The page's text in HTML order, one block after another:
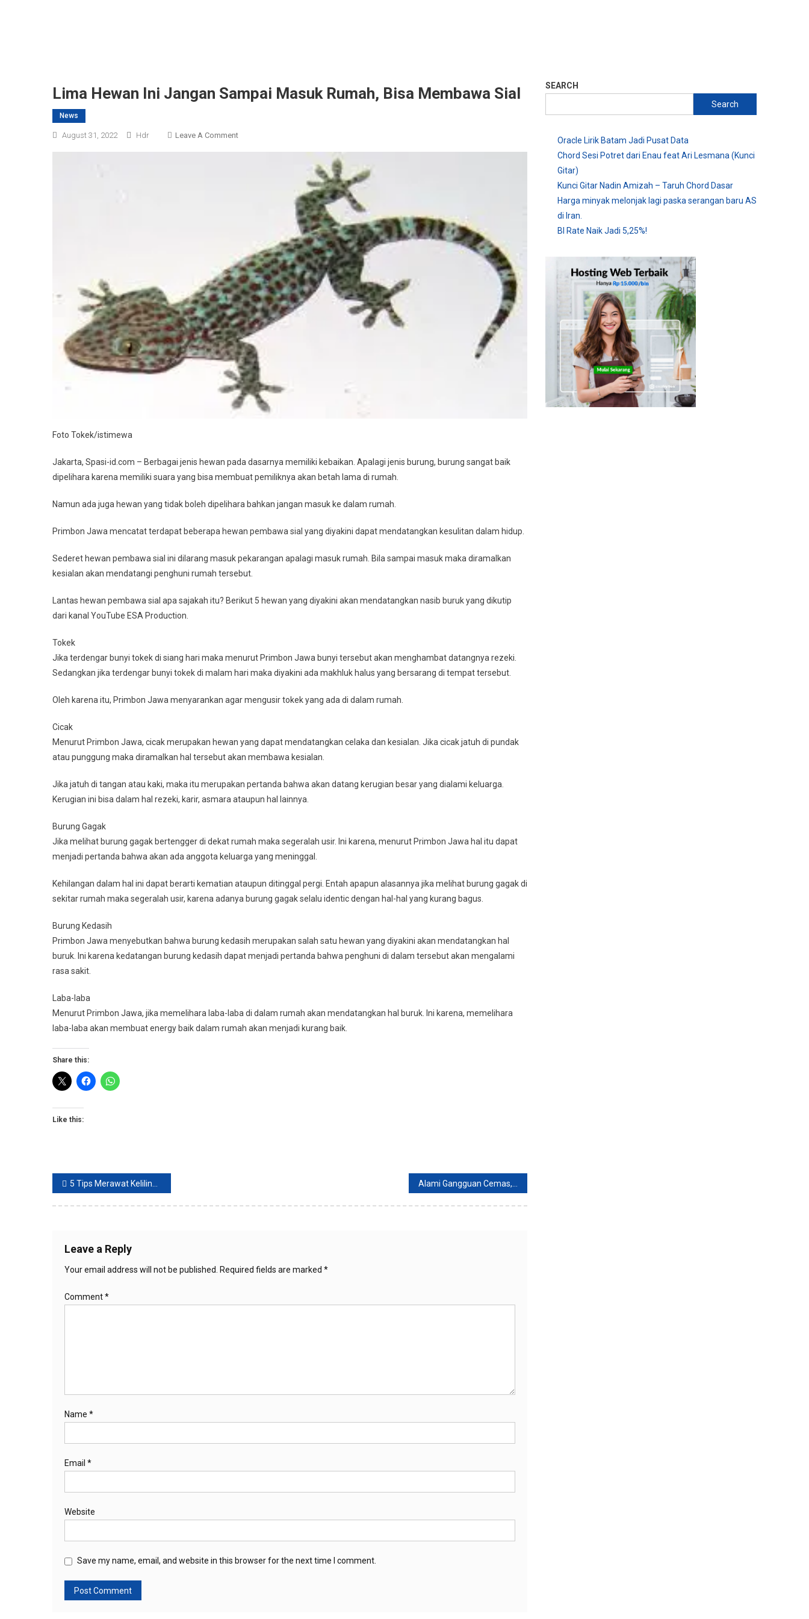
Lima Hewan Ini Jangan Sampai Masuk Rumah, Bisa Membawa Sial
News
August 31, 2022 Hdr Leave A CommentOn
Membawa
Sial
Foto Tokek/istimewa
Jakarta, Spasi-id.com – Berbagai jenis hewan pada dasarnya memiliki kebaikan. Apalagi jenis burung, burung sangat baik
dipelihara karena memiliki suara yang bisa membuat pemiliknya akan betah lama di rumah.
Namun ada juga hewan yang tidak boleh dipelihara bahkan jangan masuk ke dalam rumah.
Primbon Jawa mencatat terdapat beberapa hewan pembawa sial yang diyakini dapat mendatangkan kesulitan dalam hidup.
Sederet hewan pembawa sial ini dilarang masuk pekarangan apalagi masuk rumah. Bila sampai masuk maka diramalkan
kesialan akan mendatangi penghuni rumah tersebut.
Lantas hewan pembawa sial apa sajakah itu? Berikut 5 hewan yang diyakini akan mendatangkan nasib buruk yang dikutip
dari kanal YouTube ESA Production.
Tokek
Jika terdengar bunyi tokek di siang hari maka menurut Primbon Jawa bunyi tersebut akan menghambat datangnya rezeki.
Sedangkan jika terdengar bunyi tokek di malam hari maka diyakini ada makhluk halus yang bersarang di tempat tersebut.
Oleh karena itu, Primbon Jawa menyarankan agar mengusir tokek yang ada di dalam rumah.
Cicak
Menurut Primbon Jawa, cicak merupakan hewan yang dapat mendatangkan celaka dan kesialan. Jika cicak jatuh di pundak
atau punggung maka diramalkan hal tersebut akan membawa kesialan.
Jika jatuh di tangan atau kaki, maka itu merupakan pertanda bahwa akan datang kerugian besar yang dialami keluarga.
Kerugian ini bisa dalam hal rezeki, karir, asmara ataupun hal lainnya.
Burung Gagak
Jika melihat burung gagak bertengger di dekat rumah maka segeralah usir. Ini karena, menurut Primbon Jawa hal itu dapat
menjadi pertanda bahwa akan ada anggota keluarga yang meninggal.
Kehilangan dalam hal ini dapat berarti kematian ataupun ditinggal pergi. Entah apapun alasannya jika melihat burung gagak di
sekitar rumah maka segeralah usir, karena adanya burung gagak selalu identic dengan hal-hal yang kurang bagus.
Burung Kedasih
Primbon Jawa menyebutkan bahwa burung kedasih merupakan salah satu hewan yang diyakini akan mendatangkan hal
buruk. Ini karena kedatangan burung kedasih dapat menjadi pertanda bahwa penghuni di dalam tersebut akan mengalami
rasa sakit.
Laba-laba
Menurut Primbon Jawa, jika memelihara laba-laba di dalam rumah akan mendatangkan hal buruk. Ini karena, memelihara
laba-laba akan membuat energy baik dalam rumah akan menjadi kurang baik.
Share this:
Like this:
Post
navigation
5 Tips Merawat Keliling Kulit Kering Alami Gangguan Cemas, Lakukan 5 Langkah Berikut ini
Leave a Reply
Your email address will not be published. Required fields are marked *
Comment*
Name *
Email *
Website
Save my name, email, and website in this browser for the next time I comment.
SEARCH
Search
Oracle Lirik Batam Jadi Pusat Data
Chord Sesi Potret dari Enau feat Ari Lesmana (Kunci
Gitar)
Kunci Gitar Nadin Amizah – Taruh Chord Dasar
Harga minyak melonjak lagi paska serangan baru AS
di Iran.
BI Rate Naik Jadi 5,25%!